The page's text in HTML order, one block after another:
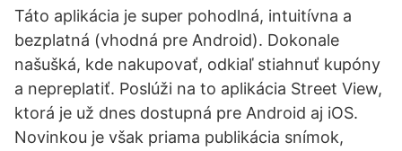
Táto aplikácia je super pohodlná, intuitívna a
bezplatná (vhodná pre Android). Dokonale
našušká, kde nakupovať, odkiaľ stiahnuť kupóny
a nepreplatiť. Poslúži na to aplikácia Street View,
ktorá je už dnes dostupná pre Android aj iOS.
Novinkou je však priama publikácia snímok,